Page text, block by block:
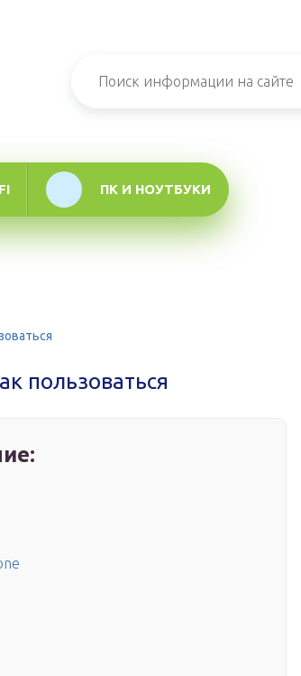
ПК И НОУТБУКИ
пользоваться